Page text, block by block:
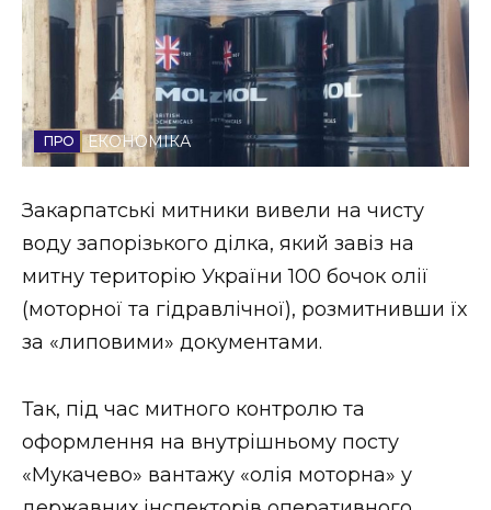
Соціум
Спорт
Стиль життя
Втрачений Ужгород
Втрачений Ужгород (відеоверсія)
ЗАКАРПАТСЬКІ НОВИНИ
НОВИНИ ЗАХІДНОЇ УКРАЇНИ
ФОТО
ЕКОНОМІКА
Закарпатські митники вивели на чисту
воду запорізького ділка, який завіз на
митну територію України 100 бочок олії
(моторної та гідравлічної), розмитнивши їх
за «липовими» документами.
Так, під час митного контролю та
оформлення на внутрішньому посту
«Мукачево» вантажу «олія моторна» у